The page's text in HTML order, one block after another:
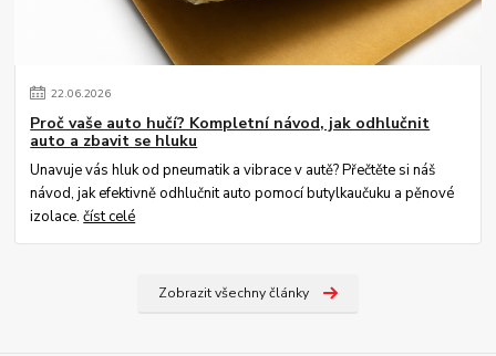
22.06.2026
Proč vaše auto hučí? Kompletní návod, jak odhlučnit
auto a zbavit se hluku
Unavuje vás hluk od pneumatik a vibrace v autě? Přečtěte si náš
návod, jak efektivně odhlučnit auto pomocí butylkaučuku a pěnové
izolace.číst celé
Zobrazit všechny články